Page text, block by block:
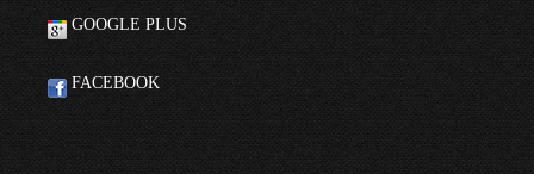
GOOGLE PLUS
FACEBOOK